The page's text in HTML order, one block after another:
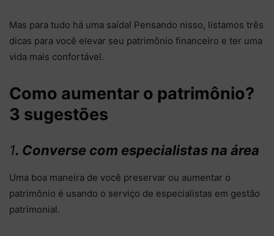
Mas para tudo há uma saída! Pensando nisso, listamos três
dicas para você elevar seu patrimônio financeiro e ter uma
vida mais confortável.
Como aumentar o patrimônio?
3 sugestões
1. Converse com especialistas na área
Uma boa maneira de você preservar ou aumentar o
patrimônio é usando o serviço de especialistas em gestão
patrimonial.